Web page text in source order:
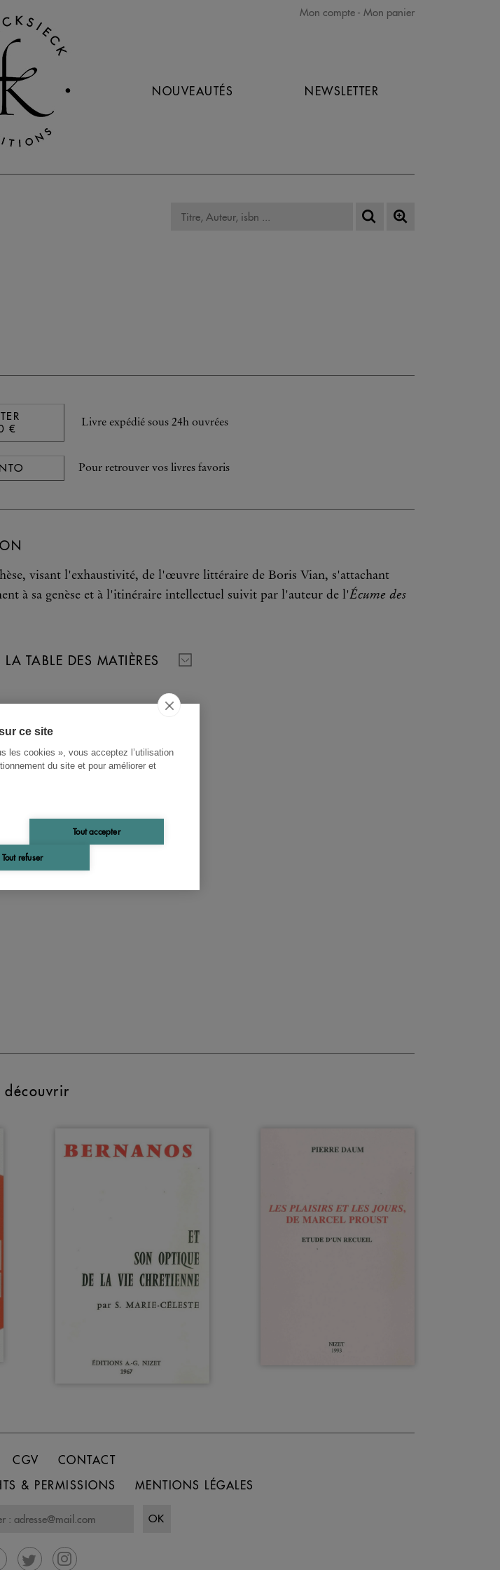
ce site
les cookies », vous acceptez l’utilisation
du site et pour améliorer et
Tout accepter
Tout refuser
Mon compte Mon panier
NOUVEAUTÉS NEWSLETTER
€
Livre expédié sous 24h ouvrées
Pour retrouver vos livres favoris
visant l'exhaustivité, de l'œuvre littéraire de Boris Vian, s'attachant
à sa genèse et à l'itinéraire intellectuel suivit par l'auteur de l'Écume des
TABLE DES MATIÈRES
découvrir
CGV
CONTACT
& PERMISSIONS MENTIONS LÉGALES
OK